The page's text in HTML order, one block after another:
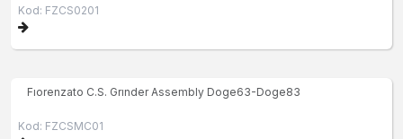
Kod: FZCS0201
Fıorenzato C.S. Grınder Assembly Doge63-Doge83
Kod: FZCSMC01